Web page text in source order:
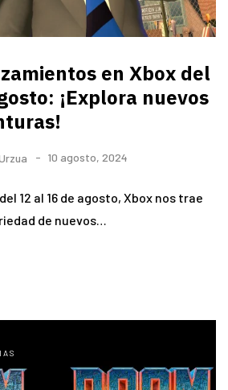
en Xbox del
¡Explora nuevos
10 agosto, 2024
12 al 16 de agosto, Xbox nos trae
de nuevos…